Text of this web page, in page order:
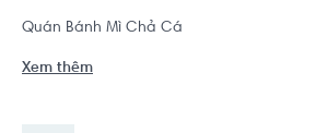
Quán Bánh Mì Chả Cá
Xem thêm